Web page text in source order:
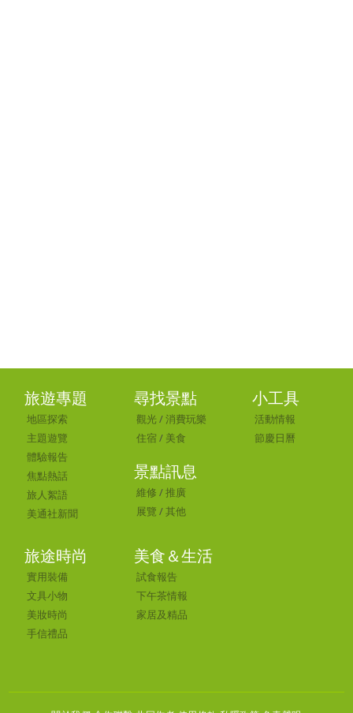
旅遊專題
地區探索
主題遊覽
體驗報告
焦點熱話
旅人絮語
美通社新聞
尋找景點
觀光 /消費玩樂
住宿 / 美食
景點訊息
維修 /推廣
展覽 /其他
小工具
活動情報
節慶日曆
旅途時尚
實用裝備
文具小物
美妝時尚
手信禮品
美食＆生活
試食報告
下午茶情報
家居及精品